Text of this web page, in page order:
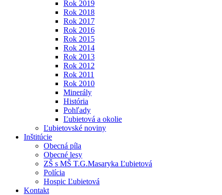
Rok 2019
Rok 2018
Rok 2017
Rok 2016
Rok 2015
Rok 2014
Rok 2013
Rok 2012
Rok 2011
Rok 2010
Minerály
História
Pohľady
Ľubietová a okolie
Ľubietovské noviny
Inštitúcie
Obecná píla
Obecné lesy
ZŠ s MŠ T.G.Masaryka Ľubietová
Polícia
Hospic Ľubietová
Kontakt